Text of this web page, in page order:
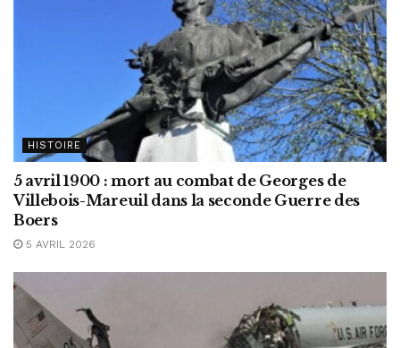
HISTOIRE
5 avril 1900 : mort au combat de Georges de
Villebois-Mareuil dans la seconde Guerre des
Boers
5 AVRIL 2026